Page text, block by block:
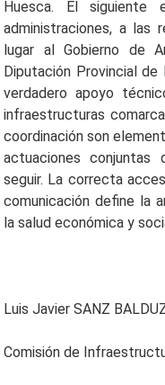
Huesca. El siguiente
administraciones, a las
lugar al Gobierno de
Diputación Provincial
verdadero apoyo
infraestructuras
coordinación son
actuaciones
seguir. La correcta
comunicación define la
la salud económica y
Luis Javier SANZ
Comisión de